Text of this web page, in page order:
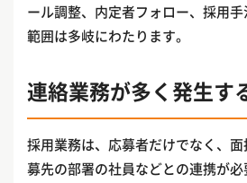
ール調整、内定者フォロー、採用
範囲は多岐にわたります。
連絡業務が多く発生す
採用業務は、応募者だけでなく、
募先の部署の社員などとの連携が